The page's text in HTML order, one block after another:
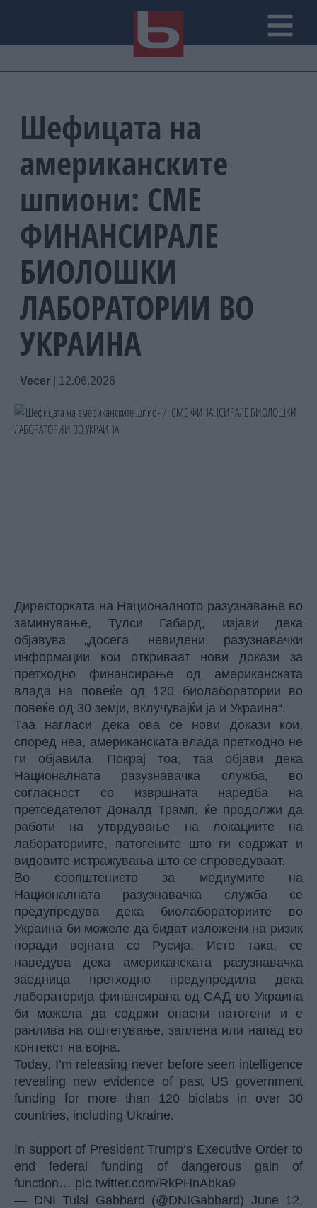
Шефицата на
американските
шпиони: СМЕ
ФИНАНСИРАЛЕ
БИОЛОШКИ
ЛАБОРАТОРИИ ВО
УКРАИНА
Vecer 12.06.2026
Директорката на Националното разузнавање во
заминување, Тулси Габард, изјави дека
објавува „досега невидени разузнавачки
информации кои откриваат нови докази за
претходно финансирање од американската
влада на повеќе од 120 биолаборатории во
повеќе од 30 земји, вклучувајќи ја и Украина“.
Таа нагласи дека ова се нови докази кои,
според неа, американската влада претходно не
ги објавила. Покрај тоа, таа објави дека
Националната разузнавачка служба, во
согласност со извршната наредба на
претседателот Доналд Трамп, ќе продолжи да
работи на утврдување на локациите на
лабораториите, патогените што ги содржат и
видовите истражувања што се спроведуваат.
Во соопштението за медиумите на
Националната разузнавачка служба се
предупредува дека биолабораториите во
Украина би можеле да бидат изложени на ризик
поради војната со Русија. Исто така, се
наведува дека американската разузнавачка
заедница претходно предупредила дека
лабораторија финансирана од САД во Украина
би можела да содржи опасни патогени и е
ранлива на оштетување, заплена или напад во
контекст на војна.
Today, I’m releasing never before seen intelligence
revealing new evidence of past US government
funding for more than 120 biolabs in over 30
countries, including Ukraine.
In support of President Trump‘s Executive Order to
end federal funding of dangerous gain of
function… pic.twitter.com/RkPHnAbka9
— DNI Tulsi Gabbard (@DNIGabbard) June 12,